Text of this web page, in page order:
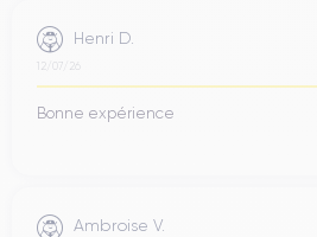
Henri D.
12/07/26
Bonne expérience
Ambroise V.